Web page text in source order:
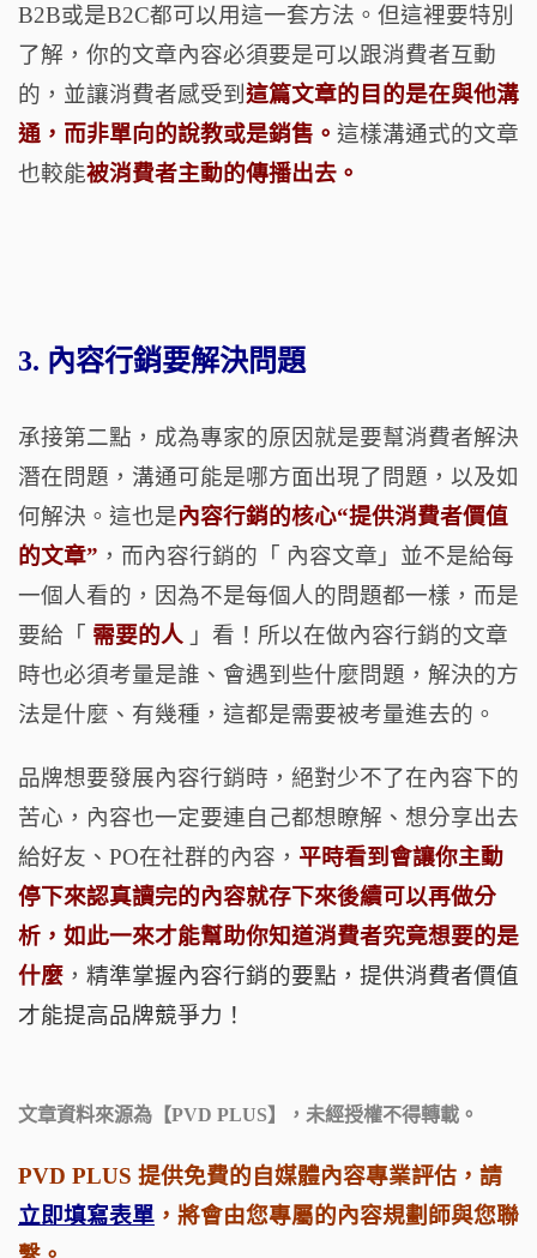
B2B或是B2C都可以用這一套方法。但這裡要特別
了解，你的文章內容必須要是可以跟消費者互動
的，並讓消費者感受到 這篇文章的目的是在與他溝
通，而非單向的說教或是銷售。 這樣溝通式的文章
也較能被消費者主動的傳播出去。
3. 內容行銷要解決問題
承接第二點，成為專家的原因就是要幫消費者解決
潛在問題，溝通可能是哪方面出現了問題，以及如
何解決。這也是內容行銷的核心“提供消費者價值
的文章” ，而內容行銷的「 內容文章」並不是給每
一個人看的，因為不是每個人的問題都一樣，而是
要給「 需要的人 」看！所以在做內容行銷的文章
時也必須考量是誰、會遇到些什麼問題，解決的方
法是什麼、有幾種，這都是需要被考量進去的。
品牌想要發展內容行銷時，絕對少不了在內容下的
苦心，內容也一定要連自己都想瞭解、想分享出去
給好友、 PO在社群的內容， 平時看到會讓你主動
停下來認真讀完的內容就存下來後續可以再做分
析，如此一來才能幫助你知道消費者究竟想要的是
什麼 ， 精準掌握內容行銷的要點，提供消費者價值
才能提高品牌競爭力！
文章資料來源為【PVD PLUS】， 未經授權不得轉載。
PVD PLUS 提供免費的自媒體內容專業評估，請
立即填寫表單 ，將會由您專屬的內容規劃師與您聯